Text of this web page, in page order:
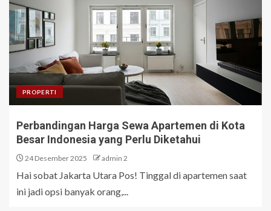
PROPERTI
Perbandingan Harga Sewa Apartemen di Kota
Besar Indonesia yang Perlu Diketahui
24 Desember 2025 admin 2
Hai sobat Jakarta Utara Pos! Tinggal di apartemen saat
ini jadi opsi banyak orang,...